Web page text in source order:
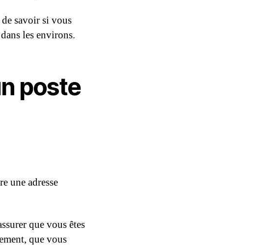
savoir si vous
les environs.
poste
une adresse
que vous êtes
que vous